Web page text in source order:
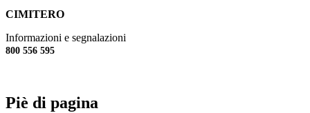
CIMITERO
Informazioni e segnalazioni
800 556 595
Piè di pagina